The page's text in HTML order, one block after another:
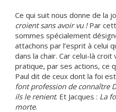
Ce qui suit nous donne de la
croient sans avoir vu !Par
sommes spécialement
attachons par l’esprit à celui
dans la chair. Car celui-là
pratique, par ses actions, ce
Paul dit de ceux dont la foi
font profession de connaître
ils le renient. Et Jacques : La
morte.